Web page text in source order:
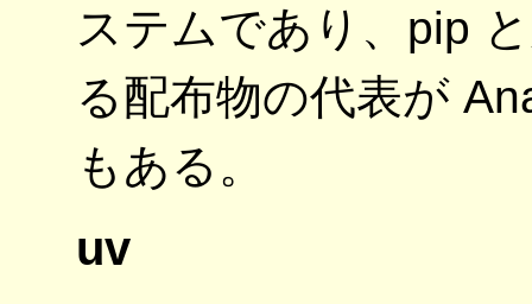
ステムであり、pip
る配布物の代表が
もある。
uv